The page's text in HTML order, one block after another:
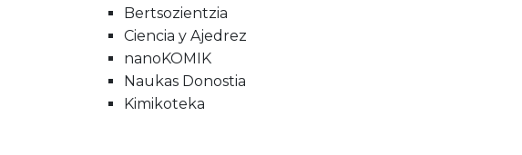
Bertsozientzia
Ciencia y Ajedrez
nanoKOMIK
Naukas Donostia
Kimikoteka